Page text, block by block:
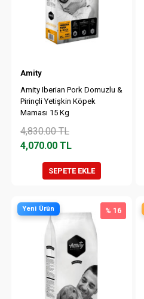
Amity
Amity Iberian Pork Domuzlu &
Pirinçli Yetişkin Köpek
Maması 15 Kg
4,830.00TL
4,070.00TL
SEPETE EKLE
Yeni Ürün % 16